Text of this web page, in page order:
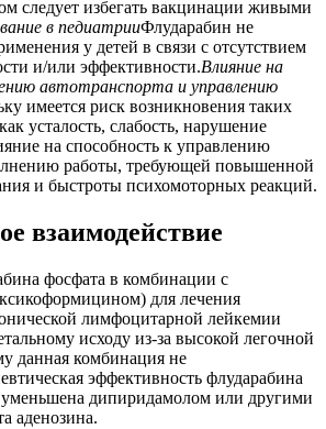
следует избегать вакцинации живыми
в педиатрииФлударабин не
у детей в связи с отсутствием
и/или эффективности.Влияние на
автотранспорта и управлению
имеется риск возникновения таких
усталость, слабость, нарушение
на способность к управлению
работы, требующей повышенной
и быстроты психомоторных реакций.
взаимодействие
фосфата в комбинации с
для лечения
лимфоцитарной лейкемии
исходу из-за высокой легочной
данная комбинация не
эффективность флударабина
дипиридамолом или другими
аденозина.